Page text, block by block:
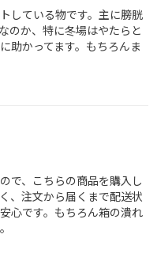
している物です。主に膀胱
のか、特に冬場はやたらと
助かってます。もちろんま
で、こちらの商品を購入し
、注文から届くまで配送状
心です。もちろん箱の潰れ